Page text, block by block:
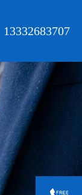
13332683707